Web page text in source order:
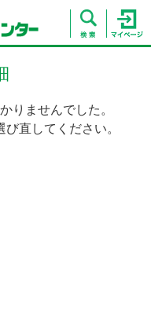
りませんでした。
直してください。